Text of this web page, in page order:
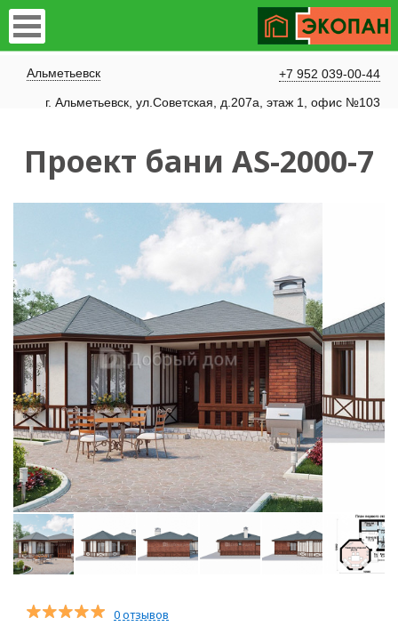
Альметьевск
+7 952 039-00-44
г. Альметьевск, ул.Советская, д.207а, этаж 1, офис №103
Проект бани AS-2000-7
0 отзывов